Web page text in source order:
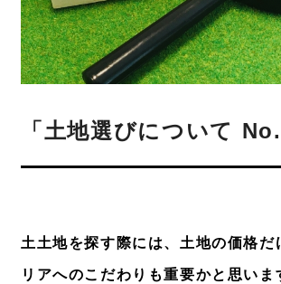
「土地選びについて
土土地を探す際には、土地の価格だ
リアへのこだわりも重要かと思いま